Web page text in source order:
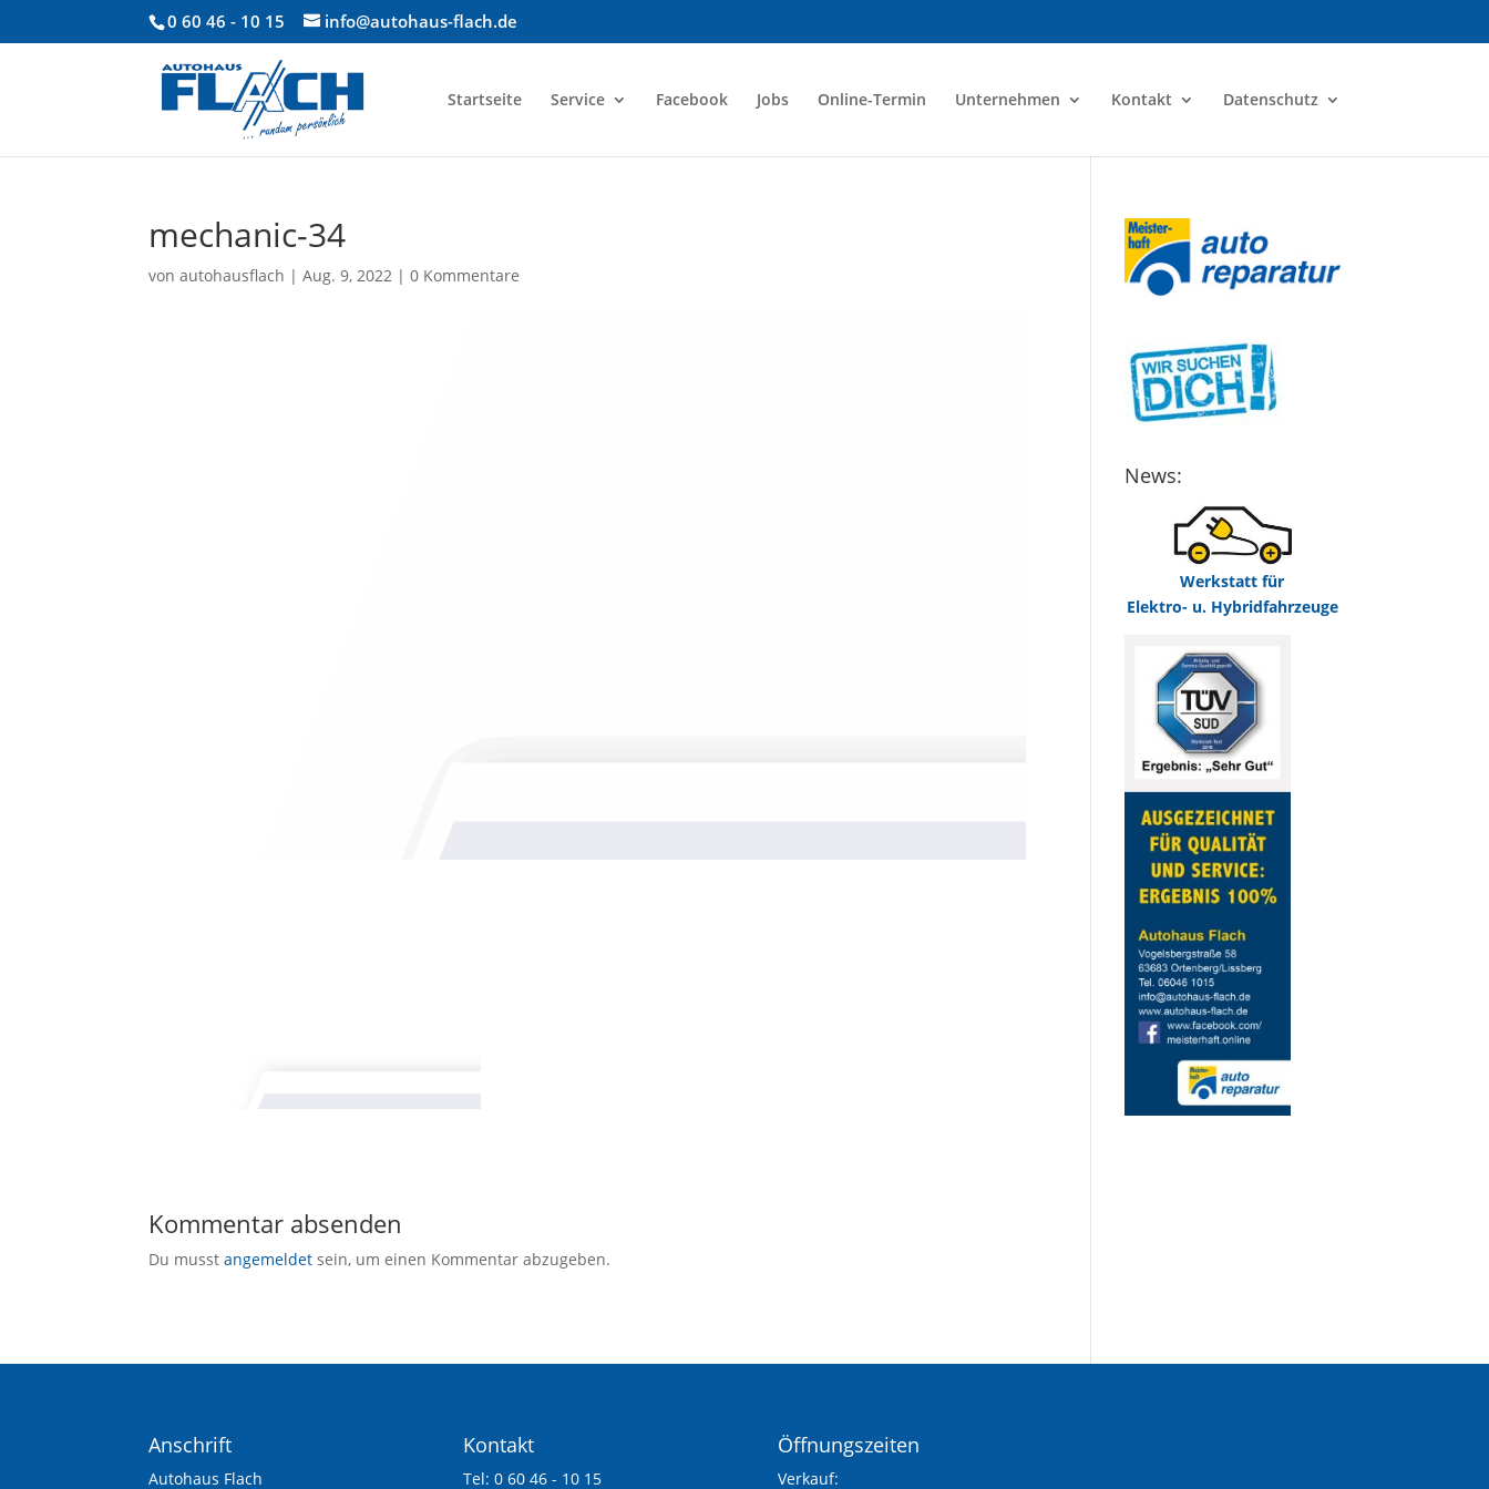
0 60 46 - 10 15 info@autohaus-flach.de
Startseite Service Facebook Jobs Online-Termin Unternehmen Kontakt Datenschutz
mechanic-34
vonautohausflach |Aug. 9, 2022 |0 Kommentare
Kommentar absenden
Du musstangemeldet sein, um einen Kommentar abzugeben.
News:
Werkstatt für
Elektro- u. Hybridfahrzeuge
Anschrift
Autohaus Flach
Kontakt
Tel: 0 60 46 - 10 15
Öffnungszeiten
Verkauf: